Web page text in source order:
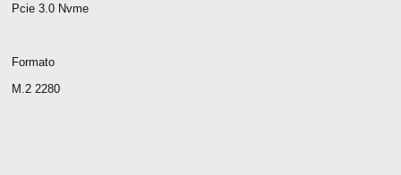
Pcie 3.0 Nvme
Formato
M.2 2280